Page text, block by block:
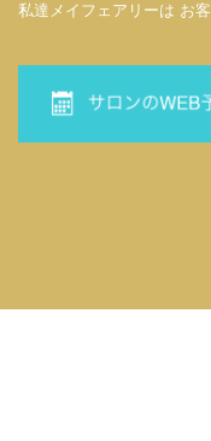
私達メイフェアリーは お